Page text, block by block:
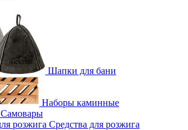
Шапки для бани
Наборы каминные
Самовары
Средства для розжига